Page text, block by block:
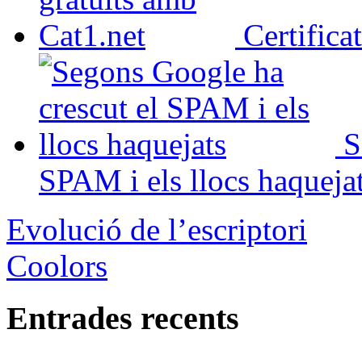
SPAM i els llocs
Evolució de l’escriptori
Coolors
Entrades recents